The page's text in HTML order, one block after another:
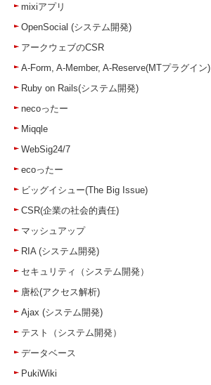
mixiアプリ
OpenSocial (システム開発)
アークウェブのCSR
A-Form, A-Member, A-Reserve(MTプラグイン)
Ruby on Rails(システム開発)
necoったー
Miqqle
WebSig24/7
ecoったー
ビッグイシュー(The Big Issue)
CSR(企業の社会的責任)
マッシュアップ
RIA (システム開発)
セキュリティ（システム開発）
唐松(アクセス解析)
Ajax (システム開発)
テスト（システム開発）
データベース
PukiWiki